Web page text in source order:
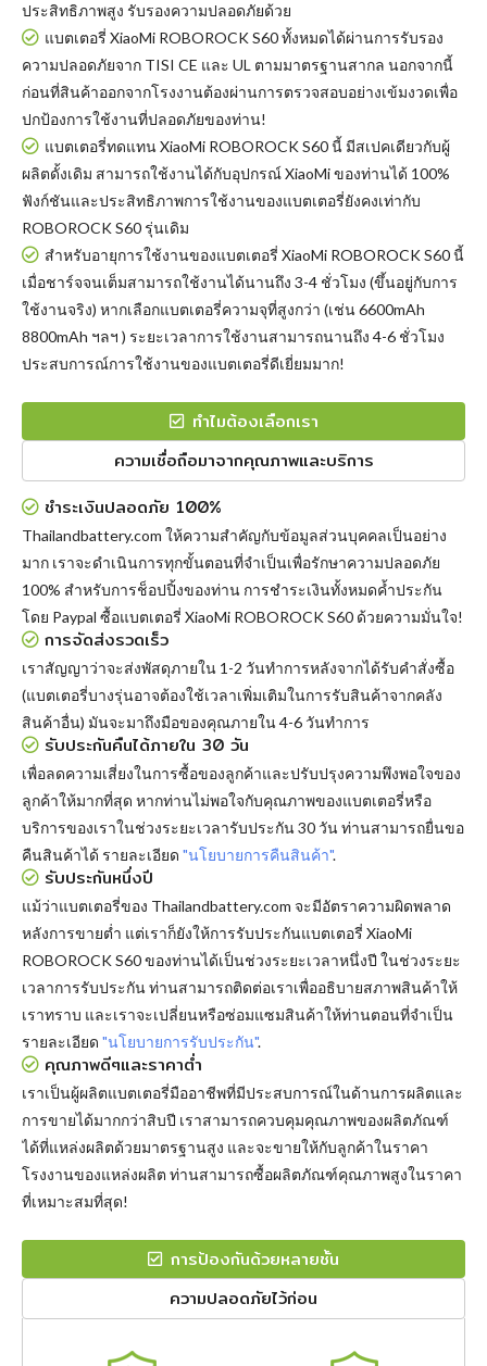
ประสิทธิภาพสูง รับรองความปลอดภัยด้วย
แบตเตอรี่ XiaoMi ROBOROCK S60ทั้งหมดได้ผ่านการรับรอง
ความปลอดภัยจาก TISI CE และ UL ตามมาตรฐานสากล นอกจากนี้
ก่อนที่สินค้าออกจากโรงงานต้องผ่านการตรวจสอบอย่างเข้มงวดเพื่อ
ปกป้องการใช้งานที่ปลอดภัยของท่าน!
แบตเตอรี่ทดแทน XiaoMi ROBOROCK S60นี้ มีสเปคเดียวกับผู้
ผลิตดั้งเดิม สามารถใช้งานได้กับอุปกรณ์ XiaoMi ของท่านได้ 100%
ฟังก์ชันและประสิทธิภาพการใช้งานของแบตเตอรี่ยังคงเท่ากับ
ROBOROCK S60 รุ่นเดิม
สำหรับอายุการใช้งานของแบตเตอรี่ XiaoMi ROBOROCK S60 นี้
เมื่อชาร์จจนเต็มสามารถใช้งานได้นานถึง 3-4 ชั่วโมง (ขึ้นอยู่กับการ
ใช้งานจริง) หากเลือกแบตเตอรี่ความจุที่สูงกว่า (เช่น 6600mAh
8800mAh ฯลฯ ) ระยะเวลาการใช้งานสามารถนานถึง 4-6 ชั่วโมง
ประสบการณ์การใช้งานของแบตเตอรี่ดีเยี่ยมมาก!
ทำไมต้องเลือกเรา
ความเชื่อถือมาจากคุณภาพและบริการ
ชำระเงินปลอดภัย 100%
Thailandbattery.com ให้ความสำคัญกับข้อมูลส่วนบุคคลเป็นอย่าง
มาก เราจะดำเนินการทุกขั้นตอนที่จำเป็นเพื่อรักษาความปลอดภัย
100% สำหรับการช็อปปิ้งของท่าน การชำระเงินทั้งหมดค้ำประกัน
โดย Paypal ซื้อแบตเตอรี่ XiaoMi ROBOROCK S60 ด้วยความมั่นใจ!
การจัดส่งรวดเร็ว
เราสัญญาว่าจะส่งพัสดุภายใน 1-2 วันทำการหลังจากได้รับคำสั่งซื้อ
(แบตเตอรี่บางรุ่นอาจต้องใช้เวลาเพิ่มเติมในการรับสินค้าจากคลัง
สินค้าอื่น) มันจะมาถึงมือของคุณภายใน 4-6 วันทำการ
รับประกันคืนได้ภายใน 30 วัน
เพื่อลดความเสี่ยงในการซื้อของลูกค้าและปรับปรุงความพึงพอใจของ
ลูกค้าให้มากที่สุด หากท่านไม่พอใจกับคุณภาพของแบตเตอรี่หรือ
บริการของเราในช่วงระยะเวลารับประกัน 30 วัน ท่านสามารถยื่นขอ
คืนสินค้าได้ รายละเอียด "นโยบายการคืนสินค้า".
รับประกันหนึ่งปี
แม้ว่าแบตเตอรี่ของ Thailandbattery.com จะมีอัตราความผิดพลาด
หลังการขายต่ำ แต่เราก็ยังให้การรับประกันแบตเตอรี่ XiaoMi
ROBOROCK S60 ของท่านได้เป็นช่วงระยะเวลาหนึ่งปี ในช่วงระยะ
เวลาการรับประกัน ท่านสามารถติดต่อเราเพื่ออธิบายสภาพสินค้าให้
เราทราบ และเราจะเปลี่ยนหรือซ่อมแซมสินค้าให้ท่านตอนที่จำเป็น
รายละเอียด "นโยบายการรับประกัน".
คุณภาพดีๆและราคาต่ำ
เราเป็นผู้ผลิตแบตเตอรี่มืออาชีพที่มีประสบการณ์ในด้านการผลิตและ
การขายได้มากกว่าสิบปี เราสามารถควบคุมคุณภาพของผลิตภัณฑ์
ได้ที่แหล่งผลิตด้วยมาตรฐานสูง และจะขายให้กับลูกค้าในราคา
โรงงานของแหล่งผลิต ท่านสามารถซื้อผลิตภัณฑ์คุณภาพสูงในราคา
ที่เหมาะสมที่สุด!
การป้องกันด้วยหลายชั้น
ความปลอดภัยไว้ก่อน